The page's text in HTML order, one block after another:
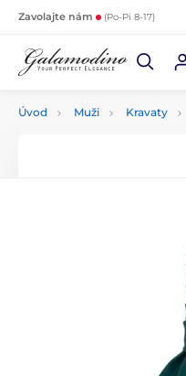
Zavolajte nám (Po-Pi 8-17)
Úvod Muži Kravaty